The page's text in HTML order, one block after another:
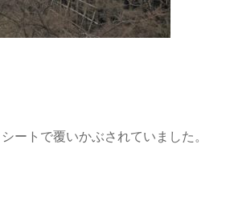
ートで覆いかぶされていました。